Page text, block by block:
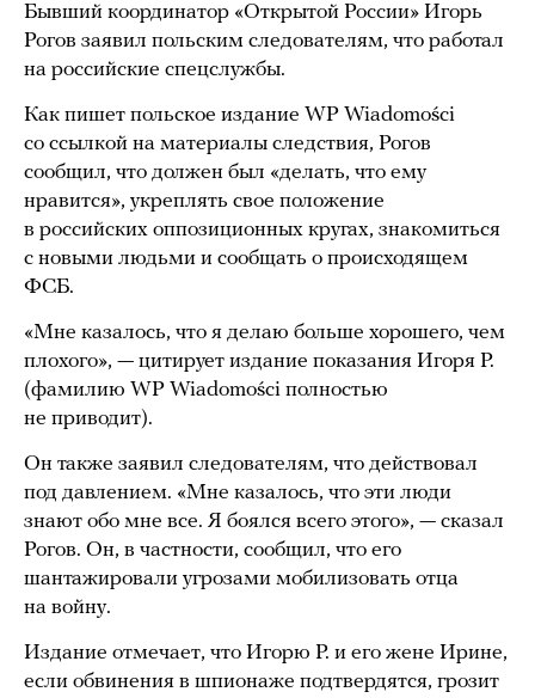
Бывший координатор «Открытой России» Игорь
Рогов заявил польским следователям, что работал
на российские спецслужбы.
Как пишет польское издание WP Wiadomości
со ссылкой на материалы следствия, Рогов
сообщил, что должен был «делать, что ему
нравится», укреплять свое положение
в российских оппозиционных кругах, знакомиться
с новыми людьми и сообщать о происходящем
ФСБ.
«Мне казалось, что я делаю больше хорошего, чем
плохого», — цитирует издание показания Игоря Р.
(фамилию WP Wiadomości полностью
не приводит).
Он также заявил следователям, что действовал
под давлением. «Мне казалось, что эти люди
знают обо мне все. Я боялся всего этого», — сказал
Рогов. Он, в частности, сообщил, что его
шантажировали угрозами мобилизовать отца
на войну.
Издание отмечает, что Игорю Р. и его жене Ирине,
если обвинения в шпионаже подтвердятся, грозит